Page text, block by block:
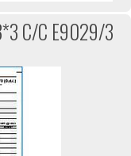
C/C E9029/3